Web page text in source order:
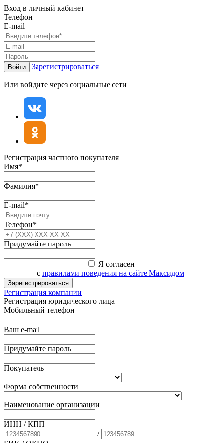
Вход в личный кабинет
Телефон
E-mail
Войти Зарегистрироваться
Или войдите через социальные сети
Регистрация частного покупателя
Имя*
Фамилия*
E-mail*
Телефон*
Придумайте пароль
Я согласен
с правилами поведения на сайте Максидом
Зарегистрироваться
Регистрация компании
Регистрация юридического лица
Мобильный телефон
Ваш e-mail
Придумайте пароль
Покупатель
Форма собственности
Наименование организации
ИНН / КПП
/